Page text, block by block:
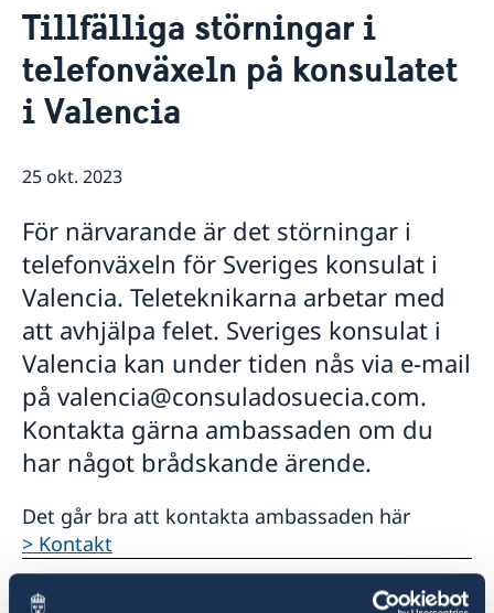
Om oss
Ambassadens personal
Dataskyddspolicy (GDPR)
Allmänna handlingar
Praktik
Så stöttar vi svenska företag
Vi är en resurs för svenska företag
Team Sweden
Svenska företag i Spanien
Aktuellt
Prioriterat Sverigefrämjande - seminarier &
evenemang
Tillfälliga störningar i
telefonväxeln på konsulatet
i Valencia
25 okt. 2023
För närvarande är det störningar i
telefonväxeln för Sveriges konsulat i
Valencia. Teleteknikarna arbetar med
att avhjälpa felet. Sveriges konsulat i
Valencia kan under tiden nås via e-mail
på valencia@consuladosuecia.com.
Kontakta gärna ambassaden om du
har något brådskande ärende.
Det går bra att kontakta ambassaden här
> Kontakt
Senast uppdaterad 25 okt. 2023, 14.01